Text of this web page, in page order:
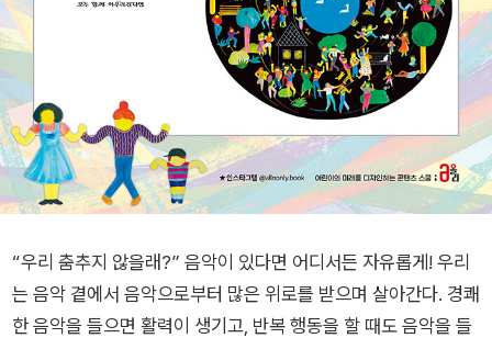
“우리 춤추지 않을래?” 음악이 있다면 어디서든 자유롭게! 우리
는 음악 곁에서 음악으로부터 많은 위로를 받으며 살아간다. 경쾌
한 음악을 들으면 활력이 생기고, 반복 행동을 할 때도 음악을 들